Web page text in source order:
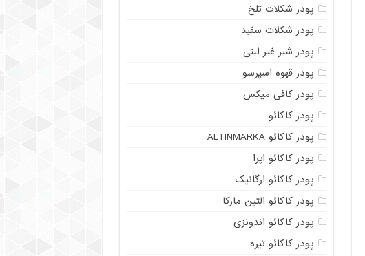
پودر شکلات تلخ
پودر شکلات سفید
پودر شیر غیر لبنی
پودر قهوه اسپرسو
پودر کافی میکس
پودر کاکائو
پودر کاکائو ALTINMARKA
پودر کاکائو اپرا
پودر کاکائو ارگانیک
پودر کاکائو التین مارکا
پودر کاکائو اندونزی
پودر کاکائو تیره